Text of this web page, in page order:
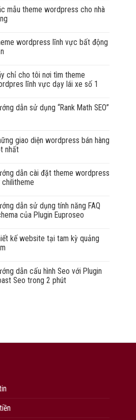
mẫu theme wordpress cho nhà
wordpress lĩnh vực bất động
chỉ cho tôi nơi tìm theme
lĩnh vực dạy lái xe số 1
dẫn sử dụng “Rank Math SEO”
giao diện wordpress bán hàng
nhất
dẫn cài đặt theme wordpress
dẫn sử dụng tính năng FAQ
của Plugin Euproseo
kế website tại tam kỳ quảng
dẫn cấu hình Seo với Plugin
Seo trong 2 phút